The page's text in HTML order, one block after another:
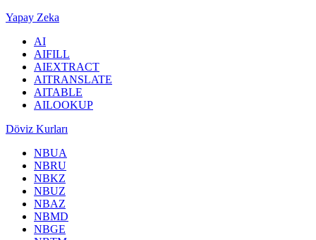
Yapay Zeka
AI
AIFILL
AIEXTRACT
AITRANSLATE
AITABLE
AILOOKUP
Döviz Kurları
NBUA
NBRU
NBKZ
NBUZ
NBAZ
NBMD
NBGE